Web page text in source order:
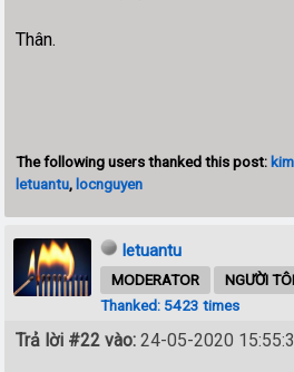
Thân.
The following users thanked this post:
letuantu, locnguyen
letuantu
MODERATOR
NGƯỜI
Thanked: 5423 times
Trả lời #22 vào: 24-05-2020